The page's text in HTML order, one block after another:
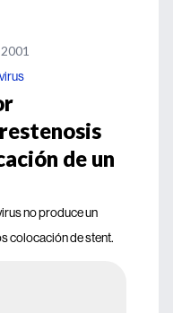
de un
no produce un
colocación de stent.